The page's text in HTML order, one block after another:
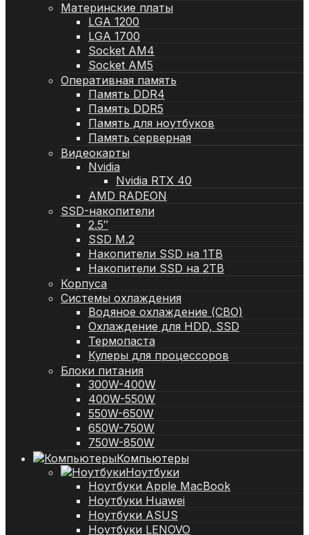
Материнские платы
LGA 1200
LGA 1700
Socket AM4
Socket AM5
Оперативная память
Память DDR4
Память DDR5
Память для ноутбуков
Память серверная
Видеокарты
Nvidia
Nvidia RTX 40
AMD RADEON
SSD-накопители
2.5″
SSD M.2
Накопители SSD на 1TB
Накопители SSD на 2TB
Корпуса
Системы охлаждения
Водяное охлаждение (СВО)
Охлаждение для HDD, SSD
Термопаста
Кулеры для процессоров
Блоки питания
300W-400W
400W-550W
550W-650W
650W-750W
750W-850W
Компьютеры
Ноутбуки
Ноутбуки Apple MacBook
Ноутбуки Huawei
Ноутбуки ASUS
Ноутбуки LENOVO